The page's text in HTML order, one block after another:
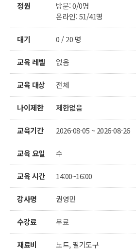
정원
방문: 0/0명
온라인: 51/41명
대기 0 / 20 명
교육 레벨 없음
교육 대상 전체
나이제한 제한없음
교육기간 2026-08-05 ~ 2026-08-26
교육 요일 수
교육 시간 14:00~16:00
강사명 권영민
수강료 무료
재료비 노트, 필기도구